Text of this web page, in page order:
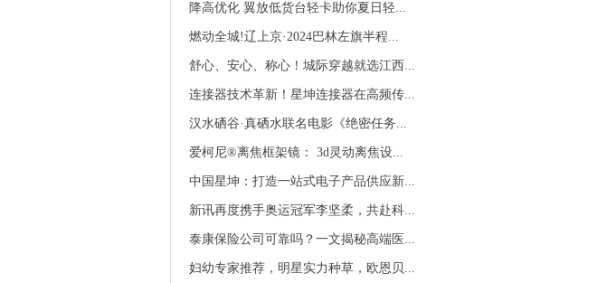
降高优化 翼放低货台轻卡助你夏日轻...
燃动全城!辽上京·2024巴林左旗半程...
舒心、安心、称心！城际穿越就选江西...
连接器技术革新！星坤连接器在高频传...
汉水硒谷·真硒水联名电影《绝密任务...
爱柯尼®离焦框架镜： 3d灵动离焦设...
中国星坤：打造一站式电子产品供应新...
新讯再度携手奥运冠军李坚柔，共赴科...
泰康保险公司可靠吗？一文揭秘高端医...
妇幼专家推荐，明星实力种草，欧恩贝...